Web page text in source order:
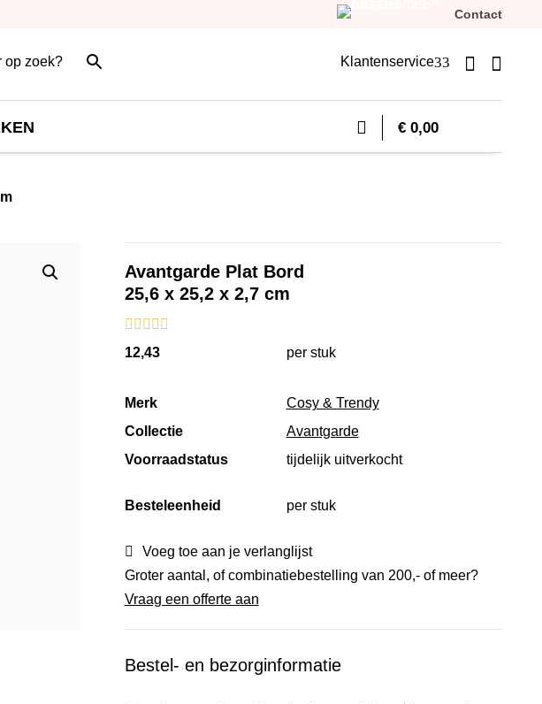
Contact


Klantenservice 3
€ 0,00
Avantgarde Plat Bord
25,6 x 25,2 x 2,7 cm
12,43 per stuk
Merk
Cosy & Trendy
Collectie
Avantgarde
Voorraadstatus
tijdelijk uitverkocht
Besteleenheid per stuk
Voeg toe aan je verlanglijst
Groter aantal, of combinatiebestelling van 200,- of meer?
Vraag een offerte aan
Bestel- en bezorginformatie